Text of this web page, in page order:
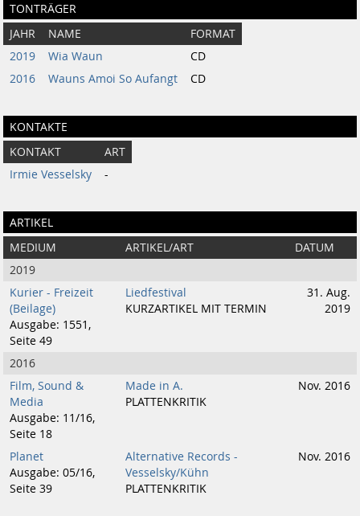
TONTRÄGER
JAHR NAME
FORMAT
2019
Wia Waun
CD
2016
Wauns Amoi So Aufangt CD
KONTAKTE
KONTAKT
ART
Irmie Vesselsky
-
ARTIKEL
MEDIUM ARTIKEL/ART
DATUM
2019
Kurier - Freizeit
(Beilage)
Ausgabe: 1551,
Seite 49
Liedfestival
KURZARTIKEL MIT TERMIN
31. Aug.
2019
2016
Film, Sound &
Media
Ausgabe: 11/16,
Seite 18
Made in A.
PLATTENKRITIK
Nov. 2016
Planet
Ausgabe: 05/16,
Seite 39
Alternative Records -
Vesselsky/Kühn
PLATTENKRITIK
Nov. 2016